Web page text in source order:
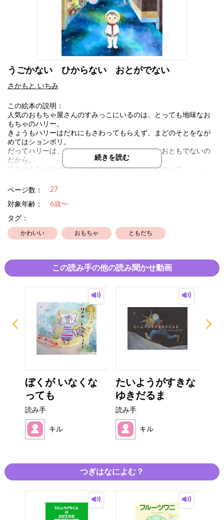
うごかない ひからない おとがでない
さかもと いちみ
この絵本の説明：
人気のおもちゃ屋さんのすみっこにいるのは、とっても地味なお
もちゃのハリー。
きょうもハリーはだれにもさわってもらえず、まどのそとをなが
めてはションボリ。
だってハリーは、うごかないし、ひからないし、おともでないの
だから。
でもそんなハリーには、ひとつだけすきなことがあって、、、。
続きを読む
ページ数： 27
対象年齢：
6歳〜
タグ：
かわいい おもちゃ ともだち
この読み手の他の読み聞かせ動画
ぼくが いなくな
っても
読み手
キル
たいようがすきな
ゆきだるま
読み手
キル
つぎはなによむ？